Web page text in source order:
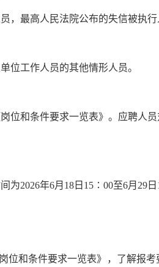
，最高人民法院公布的失信被执
位工作人员的其他情形人员。
位和条件要求一览表》。应聘人
为2026年6月 18 日 15 ∶00至6月 29 日
位和条件要求一览表》，了解报